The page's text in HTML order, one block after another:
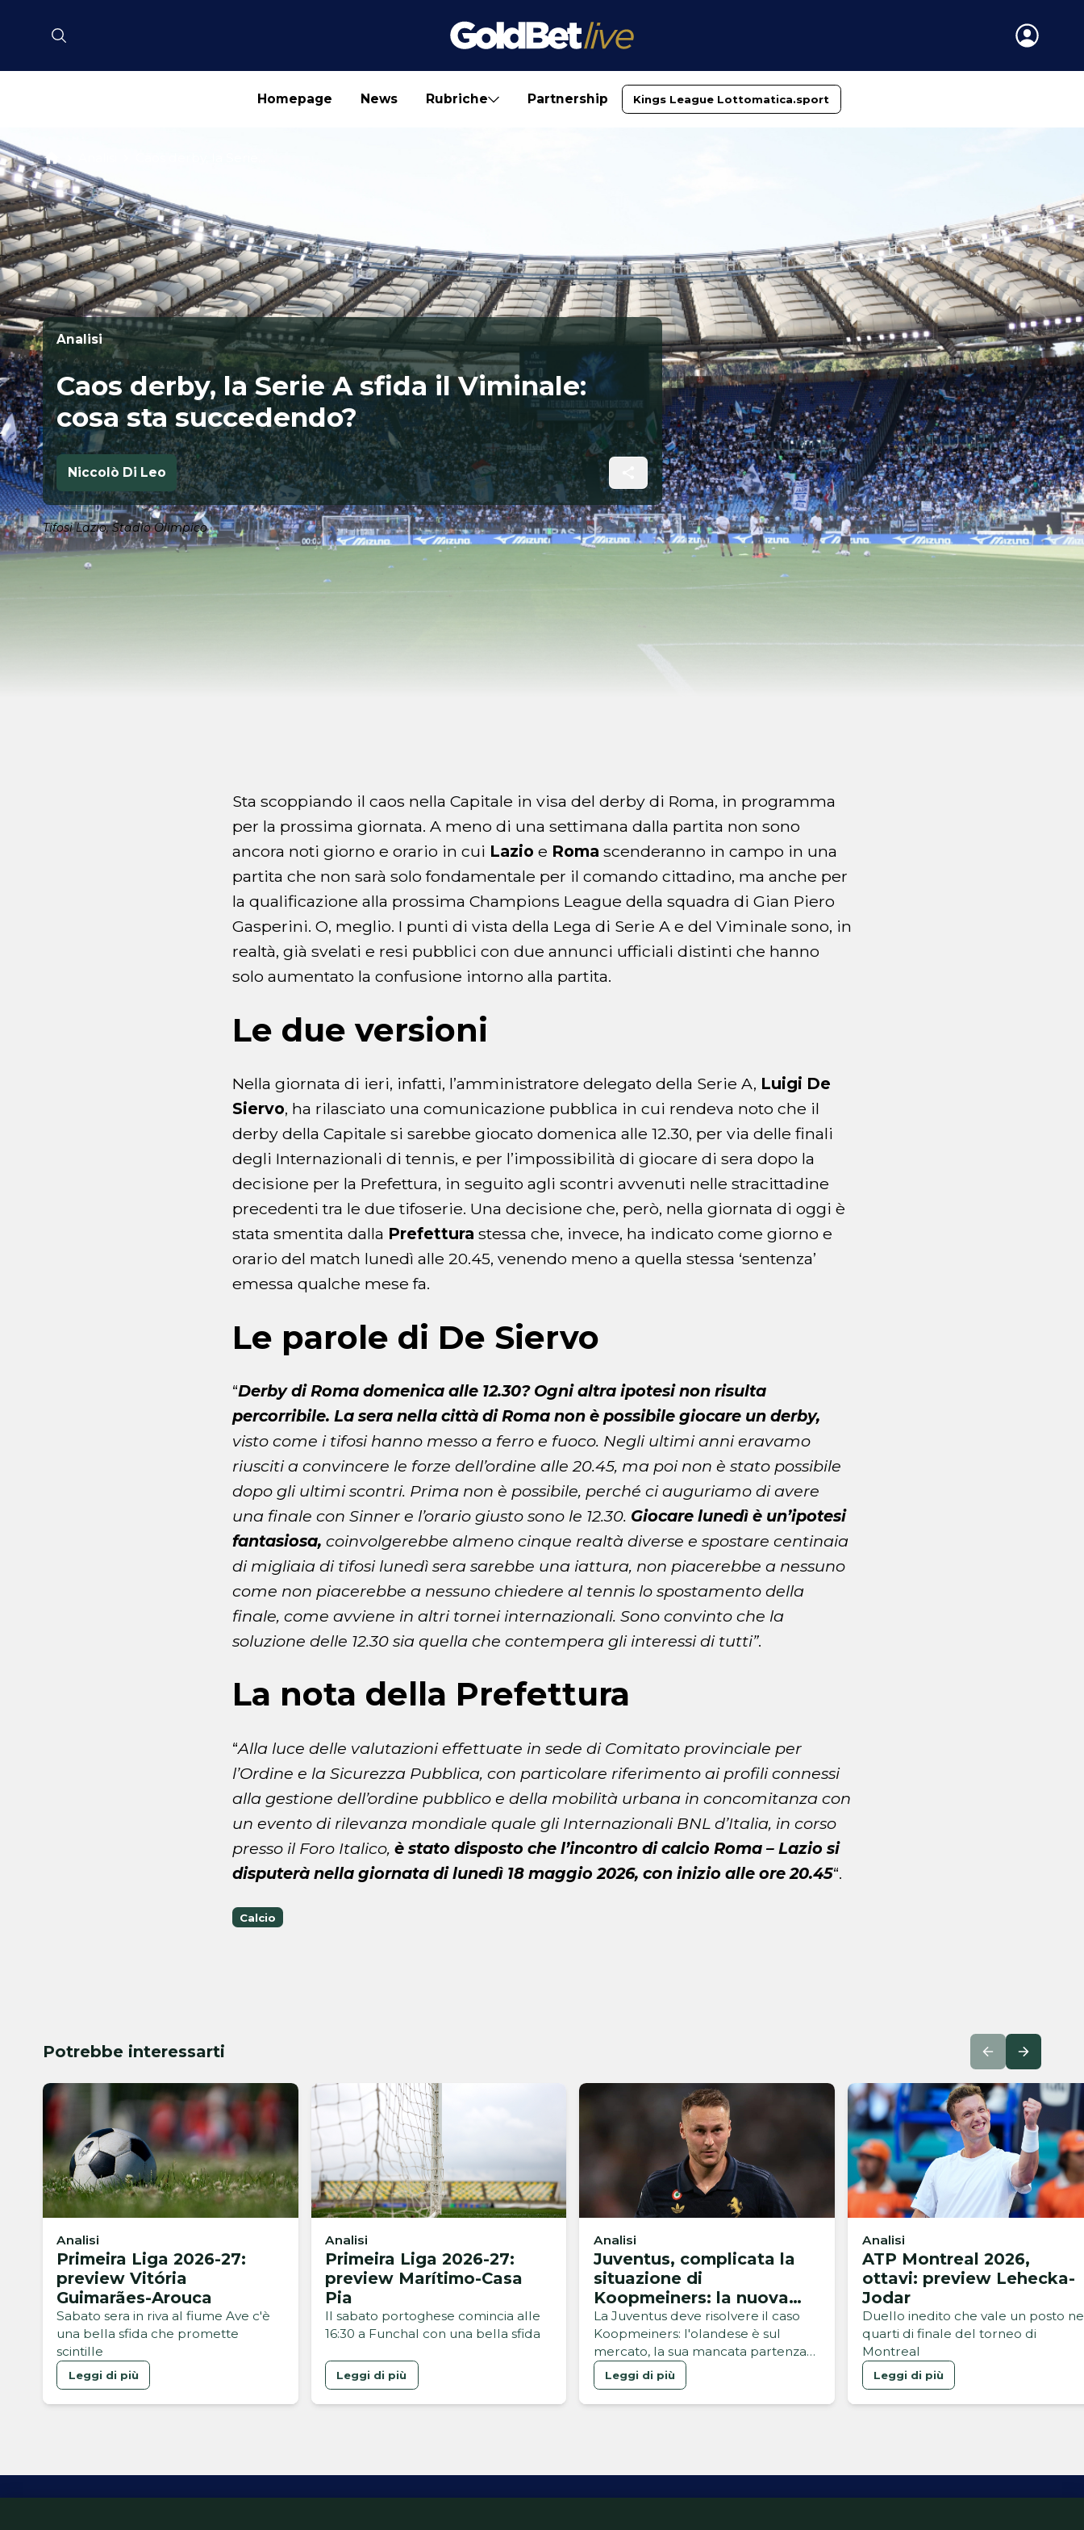
Homepage News Rubriche Partnership Kings League Lottomatica.sport
Analisi
Caos derby, la Serie A sfida il Viminale:
cosa sta succedendo?
Niccolò Di Leo
Tifosi Lazio, Stadio Olimpico
Sta scoppiando il caos nella Capitale in visa del derby di Roma, in programma
per la prossima giornata. A meno di una settimana dalla partita non sono
ancora noti giorno e orario in cui Lazio e Roma scenderanno in campo in una
partita che non sarà solo fondamentale per il comando cittadino, ma anche per
la qualificazione alla prossima Champions League della squadra di Gian Piero
Gasperini. O, meglio. I punti di vista della Lega di Serie A e del Viminale sono, in
realtà, già svelati e resi pubblici con due annunci ufficiali distinti che hanno
solo aumentato la confusione intorno alla partita.
Le due versioni
Nella giornata di ieri, infatti, l’amministratore delegato della Serie A, Luigi De
Siervo, ha rilasciato una comunicazione pubblica in cui rendeva noto che il
derby della Capitale si sarebbe giocato domenica alle 12.30, per via delle finali
degli Internazionali di tennis, e per l’impossibilità di giocare di sera dopo la
decisione per la Prefettura, in seguito agli scontri avvenuti nelle stracittadine
precedenti tra le due tifoserie. Una decisione che, però, nella giornata di oggi è
stata smentita dalla Prefettura stessa che, invece, ha indicato come giorno e
orario del match lunedì alle 20.45, venendo meno a quella stessa ‘sentenza’
emessa qualche mese fa.
Le parole di De Siervo
“Derby di Roma domenica alle 12.30? Ogni altra ipotesi non risulta
percorribile. La sera nella città di Roma non è possibile giocare un derby,
visto come i tifosi hanno messo a ferro e fuoco. Negli ultimi anni eravamo
riusciti a convincere le forze dell’ordine alle 20.45, ma poi non è stato possibile
dopo gli ultimi scontri. Prima non è possibile, perché ci auguriamo di avere
una finale con Sinner e l’orario giusto sono le 12.30. Giocare lunedì è un’ipotesi
fantasiosa, coinvolgerebbe almeno cinque realtà diverse e spostare centinaia
di migliaia di tifosi lunedì sera sarebbe una iattura, non piacerebbe a nessuno
come non piacerebbe a nessuno chiedere al tennis lo spostamento della
finale, come avviene in altri tornei internazionali. Sono convinto che la
soluzione delle 12.30 sia quella che contempera gli interessi di tutti”.
La nota della Prefettura
“Alla luce delle valutazioni effettuate in sede di Comitato provinciale per
l’Ordine e la Sicurezza Pubblica, con particolare riferimento ai profili connessi
alla gestione dell’ordine pubblico e della mobilità urbana in concomitanza con
un evento di rilevanza mondiale quale gli Internazionali BNL d’Italia, in corso
presso il Foro Italico, è stato disposto che l’incontro di calcio Roma – Lazio si
disputerà nella giornata di lunedì 18 maggio 2026, con inizio alle ore 20.45“.
Calcio
Potrebbe interessarti
Analisi
Primeira Liga 2026-27:
preview Vitória
Guimarães-Arouca
Sabato sera in riva al fiume Ave c'è
una bella sfida che promette
scintille
Leggi di più
Analisi
Primeira Liga 2026-27:
preview Marítimo-Casa
Pia
Il sabato portoghese comincia alle
16:30 a Funchal con una bella sfida
Leggi di più
Analisi
Juventus, complicata la
situazione di
Koopmeiners: la nuova
idea per il futuro
La Juventus deve risolvere il caso
Koopmeiners: l'olandese è sul
mercato, la sua mancata partenza
blocca l'arrivo di un eventuale
innesto
Leggi di più
Analisi
ATP Montreal 2026,
ottavi: preview Lehecka-
Jodar
Duello inedito che vale un posto
quarti di finale del torneo di
Montreal
Leggi di più